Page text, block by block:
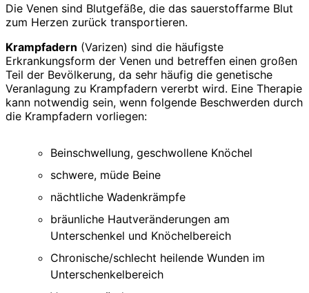
Die Venen sind Blutgefäße, die das sauerstoffarme Blut
zum Herzen zurück transportieren.
Krampfadern (Varizen) sind die häufigste
Erkrankungsform der Venen und betreffen einen großen
Teil der Bevölkerung, da sehr häufig die genetische
Veranlagung zu Krampfadern vererbt wird. Eine Therapie
kann notwendig sein, wenn folgende Beschwerden durch
die Krampfadern vorliegen:
Beinschwellung, geschwollene Knöchel
schwere, müde Beine
nächtliche Wadenkrämpfe
bräunliche Hautveränderungen am
Unterschenkel und Knöchelbereich
Chronische/schlecht heilende Wunden im
Unterschenkelbereich